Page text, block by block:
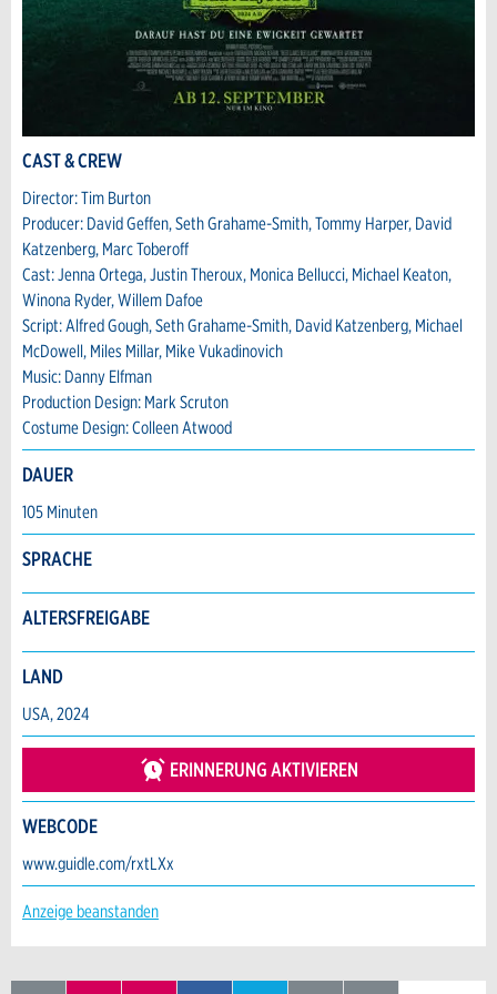
* Eingabe erforderlich
Zur Qualitätssicherung wird eine Kopie der E-
Mail an guidle übermittelt.
NACHRICHT SENDEN
Schliessen
* Eingabe erforderlich
Mail an guidle übermittelt.
NACHRICHT SENDEN
Schliessen
Schliessen
CAST & CREW
Director: Tim Burton
Producer: David Geffen, Seth Grahame-Smith, Tommy Harper, David
Katzenberg, Marc Toberoff
Cast: Jenna Ortega, Justin Theroux, Monica Bellucci, Michael Keaton,
Winona Ryder, Willem Dafoe
Script: Alfred Gough, Seth Grahame-Smith, David Katzenberg, Michael
McDowell, Miles Millar, Mike Vukadinovich
Music: Danny Elfman
Production Design: Mark Scruton
Costume Design: Colleen Atwood
DAUER
105 Minuten
SPRACHE
ALTERSFREIGABE
LAND
USA, 2024
ERINNERUNG AKTIVIEREN
WEBCODE
www.guidle.com/rxtLXx
Anzeige beanstanden